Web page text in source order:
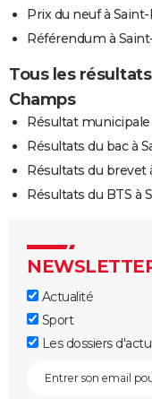
Prix du neuf à
Référendum à
Tous les
Champs
Résultat
Résultats du bac à
Résultats du
Résultats du BTS à
Actualité
Sport
Les dossiers d'actu